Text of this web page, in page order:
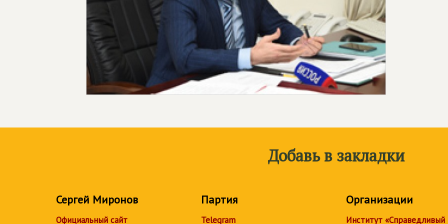
Добавь в закладки
Сергей Миронов
Официальный сайт
Партия
Telegram
Организации
Институт «Справедливый